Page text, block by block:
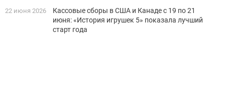
22 июня 2026
Кассовые сборы в США и Канаде с 19 по 21
июня: «История игрушек 5» показала лучший
старт года